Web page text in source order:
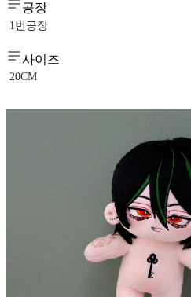
공장
1번공장
사이즈
20CM